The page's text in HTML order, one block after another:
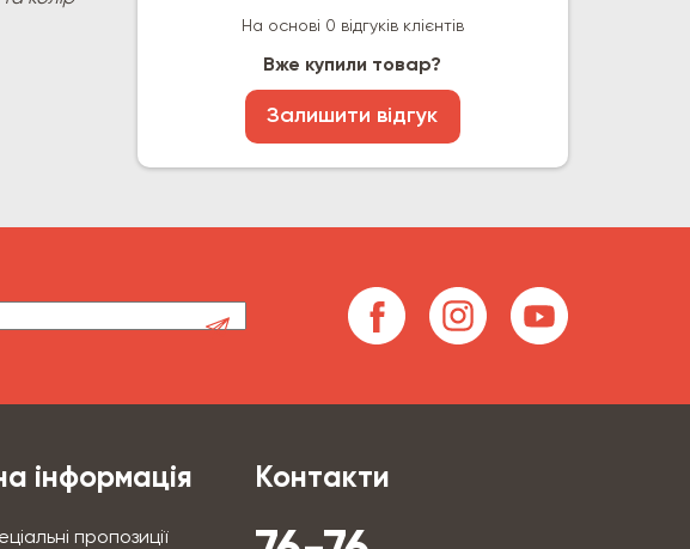
На основі 0 відгуків клієнтів
Вже купили товар?
Залишити відгук
інформація
пропозиції
Контакти